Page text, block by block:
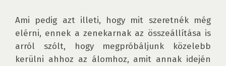
Ami pedig azt illeti, hogy mit szeretnék még
elérni, ennek a zenekarnak az összeállítása is
arról szólt, hogy megpróbáljunk közelebb
kerülni ahhoz az álomhoz, amit annak idején